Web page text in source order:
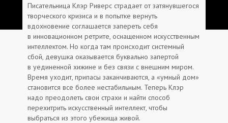
Писательница Клэр Риверс страдает от затянувшегося
творческого кризиса и в попытке вернуть
вдохновение соглашается запереть себя
в инновационном ретрите, оснащенном искусственным
интеллектом. Но когда там происходит системный
сбой, девушка оказывается буквально запертой
в уединенной хижине и без связи с внешним миром.
Время уходит, припасы заканчиваются, а «умный дом»
становится все более нестабильным. Теперь Клэр
надо преодолеть свои страхи и найти способ
перехитрить искусственный интеллект, чтобы
выбраться из этого убежища живой.